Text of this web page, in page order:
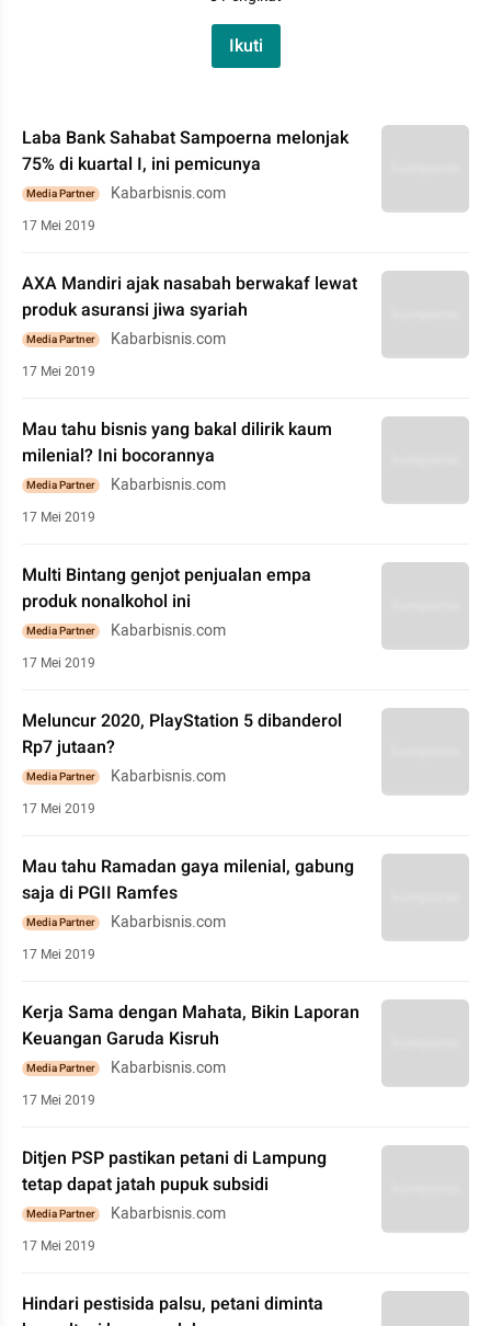
Ikuti
Laba Bank Sahabat Sampoerna melonjak
75% di kuartal I, ini pemicunya
Media Partner Kabarbisnis.com
17 Mei 2019
AXA Mandiri ajak nasabah berwakaf lewat
produk asuransi jiwa syariah
Media Partner Kabarbisnis.com
17 Mei 2019
Mau tahu bisnis yang bakal dilirik kaum
milenial? Ini bocorannya
Media Partner Kabarbisnis.com
17 Mei 2019
Multi Bintang genjot penjualan empa
produk nonalkohol ini
Media Partner Kabarbisnis.com
17 Mei 2019
Meluncur 2020, PlayStation 5 dibanderol
Rp7 jutaan?
Media Partner Kabarbisnis.com
17 Mei 2019
Mau tahu Ramadan gaya milenial, gabung
saja di PGII Ramfes
Media Partner Kabarbisnis.com
17 Mei 2019
Kerja Sama dengan Mahata, Bikin Laporan
Keuangan Garuda Kisruh
Media Partner Kabarbisnis.com
17 Mei 2019
Ditjen PSP pastikan petani di Lampung
tetap dapat jatah pupuk subsidi
Media Partner Kabarbisnis.com
17 Mei 2019
Hindari pestisida palsu, petani diminta